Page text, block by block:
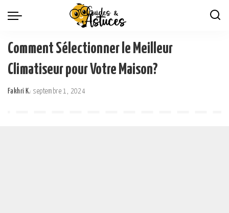
Comment Sélectionner le Meilleur
Climatiseur pour Votre Maison?
Fakhri K. septembre 1, 2024